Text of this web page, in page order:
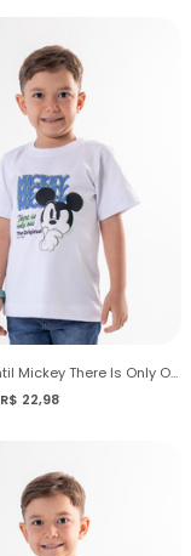
Tshirt Infantil Mickey There Is Only One
R$ 22,98